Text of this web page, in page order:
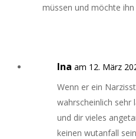
müssen und möchte ihn
Ina am 12. März
Wenn er ein
wahrscheinlich sehr
und dir vieles
keinen wutanfall